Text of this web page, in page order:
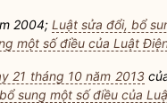
2004; Luật sửa đổi, bổ
một số điều của Luật
21 tháng 10 năm 2013
sung một số điều của